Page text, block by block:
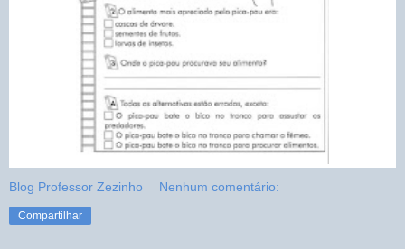
Blog Professor Zezinho Nenhum comentário:
Compartilhar